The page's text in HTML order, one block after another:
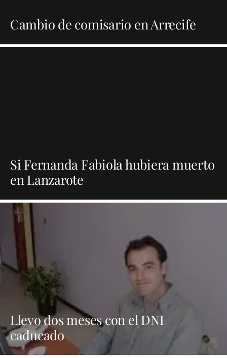
Cambio de comisario en Arrecife
Si Fernanda Fabiola hubiera muerto
en Lanzarote
Llevo dos meses con el DNI
caducado